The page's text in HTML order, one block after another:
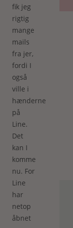
fik jeg
rigtig
mange
mails
fra jer,
fordi I
også
ville i
hænderne
på
Line.
Det
kan I
komme
nu. For
Line
har
netop
åbnet